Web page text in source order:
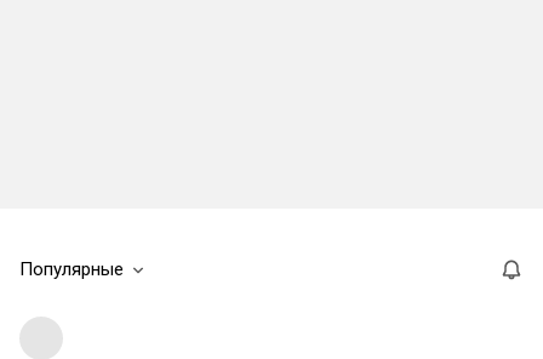
Популярные